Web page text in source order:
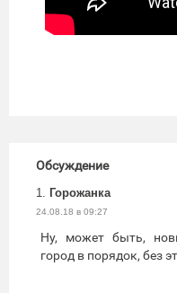
Обсуждение
1. Горожанка
24.08.18 в 09:27
Ну, может быть,
город в порядок, без